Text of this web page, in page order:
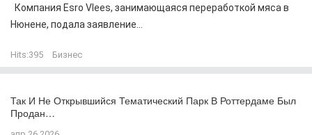
Компания Esro Vlees, занимающаяся переработкой мяса в
Нюнене, подала заявление...
Hits:395 Бизнес
Так И Не Открывшийся Тематический Парк В Роттердаме Был
Продан…